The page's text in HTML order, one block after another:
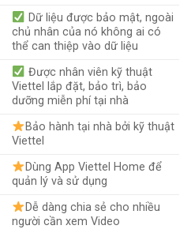
Dữ liệu được bảo mật, ngoài
chủ nhân của nó không ai có
thể can thiệp vào dữ liệu
Được nhân viên kỹ thuật
Viettel lắp đặt, bảo trì, bảo
dưỡng miễn phí tại nhà
Bảo hành tại nhà bởi kỹ thuật
Viettel
Dùng App Viettel Home để
quản lý và sử dụng
Dễ dàng chia sẻ cho nhiều
người cần xem Video